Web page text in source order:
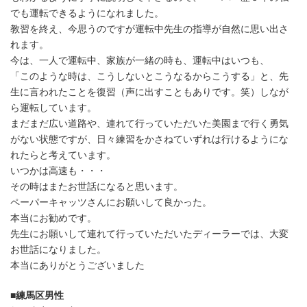
でも運転できるようになれました。
教習を終え、今思うのですが運転中先生の指導が自然に思い出さ
れます。
今は、一人で運転中、家族が一緒の時も、運転中はいつも、
「このような時は、こうしないとこうなるからこうする」と、先
生に言われたことを復習（声に出すこともありです。笑）しなが
ら運転しています。
まだまだ広い道路や、連れて行っていただいた美園まで行く勇気
がない状態ですが、日々練習をかさねていずれは行けるようにな
れたらと考えています。
いつかは高速も・・・
その時はまたお世話になると思います。
ペーパーキャッツさんにお願いして良かった。
本当にお勧めです。
先生にお願いして連れて行っていただいたディーラーでは、大変
お世話になりました。
本当にありがとうございました
■練馬区男性